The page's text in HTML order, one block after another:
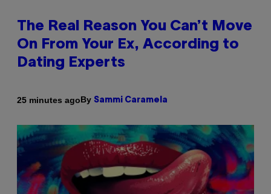
The Real Reason You Can’t Move
On From Your Ex, According to
Dating Experts
25 minutes agoBy Sammi Caramela